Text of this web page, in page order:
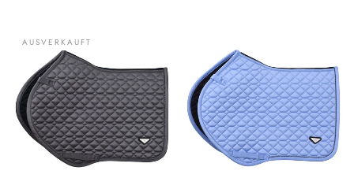
AUSVERKAUFT